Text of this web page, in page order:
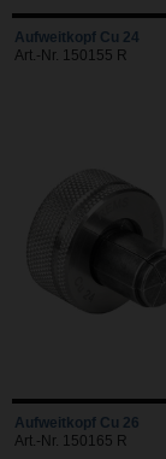
Aufweitkopf Cu 24
Art.-Nr. 150155 R
Aufweitkopf Cu 26
Art.-Nr. 150165 R